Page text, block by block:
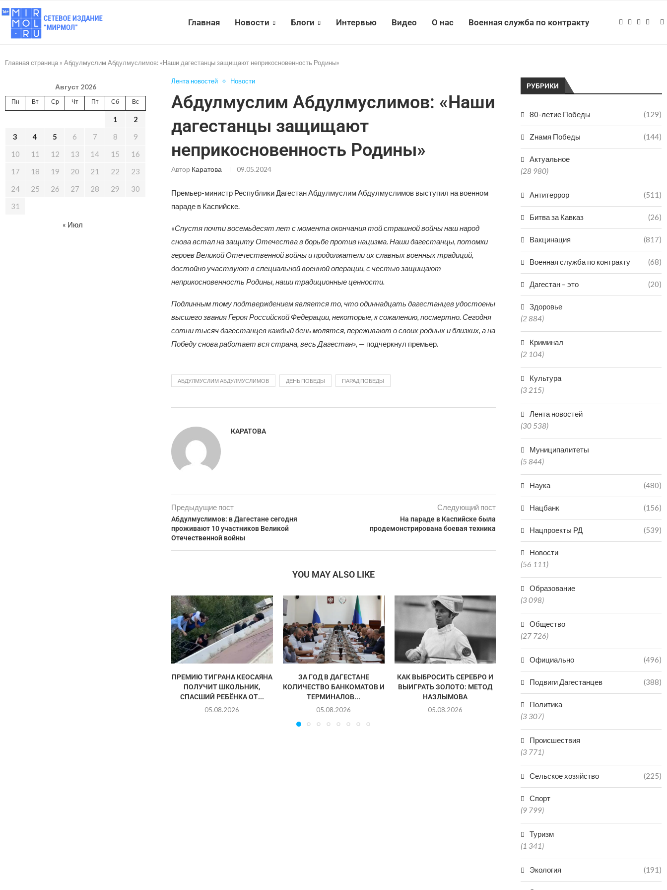
Главная Новости Блоги Интервью Видео О нас Военная служба по контракту
Главная страница » Абдулмуслим Абдулмуслимов: «Наши дагестанцы защищают неприкосновенность Родины»
Лента новостей Новости
Абдулмуслим Абдулмуслимов: «Наши
дагестанцы защищают
неприкосновенность Родины»
Автор Каратова 09.05.2024
Премьер-министр Республики Дагестан Абдулмуслим Абдулмуслимов выступил на военном
параде в Каспийске.
«Спустя почти восемьдесят лет с момента окончания той страшной войны наш народ
снова встал на защиту Отечества в борьбе против нацизма. Наши дагестанцы, потомки
героев Великой Отечественной войны и продолжатели их славных военных традиций,
достойно участвуют в специальной военной операции, с честью защищают
неприкосновенность Родины, наши традиционные ценности.
Подлинным тому подтверждением является то, что одиннадцать дагестанцев удостоены
высшего звания Героя Российской Федерации, некоторые, к сожалению, посмертно. Сегодня
сотни тысяч дагестанцев каждый день молятся, переживают о своих родных и близких, а на
Победу снова работает вся страна, весь Дагестан», — подчеркнул премьер.
АБДУЛМУСЛИМ АБДУЛМУСЛИМОВ ДЕНЬ ПОБЕДЫ ПАРАД ПОБЕДЫ
КАРАТОВА
Предыдущие пост
Абдулмуслимов: в Дагестане сегодня
проживают 10 участников Великой
Отечественной войны
Следующий пост
На параде в Каспийске была
продемонстрирована боевая техника
YOU MAY ALSO LIKE
ПРЕМИЮ ТИГРАНА КЕОСАЯНА
ПОЛУЧИТ ШКОЛЬНИК,
СПАСШИЙ РЕБЁНКА ОТ...
05.08.2026
ЗА ГОД В ДАГЕСТАНЕ
КОЛИЧЕСТВО БАНКОМАТОВ И
ТЕРМИНАЛОВ...
05.08.2026
КАК ВЫБРОСИТЬ СЕРЕБРО И
ВЫИГРАТЬ ЗОЛОТО: МЕТОД
НАЗЛЫМОВА
05.08.2026
КОЛИЧЕСТВО НАРУШЕНИЙ
05.08.2026
РУБРИКИ
80-летие Победы (129)
Zнамя Победы (144)
Актуальное
(28 980)
Антитеррор (511)
Битва за Кавказ (26)
Вакцинация (817)
Военная служба по контракту (68)
Дагестан – это (20)
Здоровье
(2 884)
Криминал
(2 104)
Культура
(3 215)
Лента новостей
(30 538)
Муниципалитеты
(5 844)
Наука (480)
Нацбанк (156)
Нацпроекты РД (539)
Новости
(56 111)
Образование
(3 098)
Общество
(27 726)
Официально (496)
Подвиги Дагестанцев (388)
Политика
(3 307)
Происшествия
(3 771)
Сельское хозяйство (225)
Спорт
(9 799)
Туризм
(1 341)
Экология (191)
Август 2026
Пн Вт Ср Чт Пт Сб Вс
1
2
3
4 5 6 7 8
9
10
11 12 13 14 15
16
17
18 19 20 21 22
23
24
25 26 27 28 29
30
31
« Июл